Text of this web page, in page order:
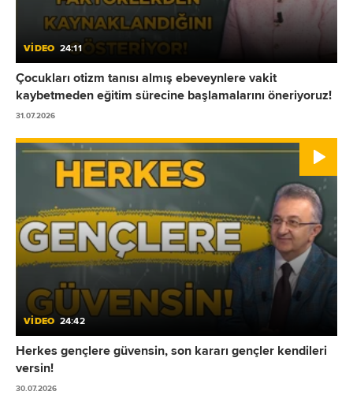
VİDEO 24:11
Çocukları otizm tanısı almış ebeveynlere vakit
kaybetmeden eğitim sürecine başlamalarını öneriyoruz!
31.07.2026
VİDEO 24:42
Herkes gençlere güvensin, son kararı gençler kendileri
versin!
30.07.2026